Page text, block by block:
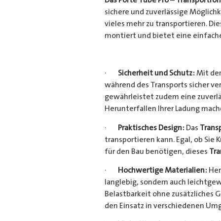
sichere und zuverlässige
vieles mehr zu transportieren.
montiert und bietet eine
· Sicherheit und Schutz: Mit
während des Transports sicher
gewährleistet zudem eine
Herunterfallen Ihrer Ladung
· Praktisches Design: Das
transportieren kann. Egal, ob
für den Bau benötigen, dieses
· Hochwertige Materialien:
langlebig, sondern auch
Belastbarkeit ohne zusätzliches
den Einsatz in verschiedenen